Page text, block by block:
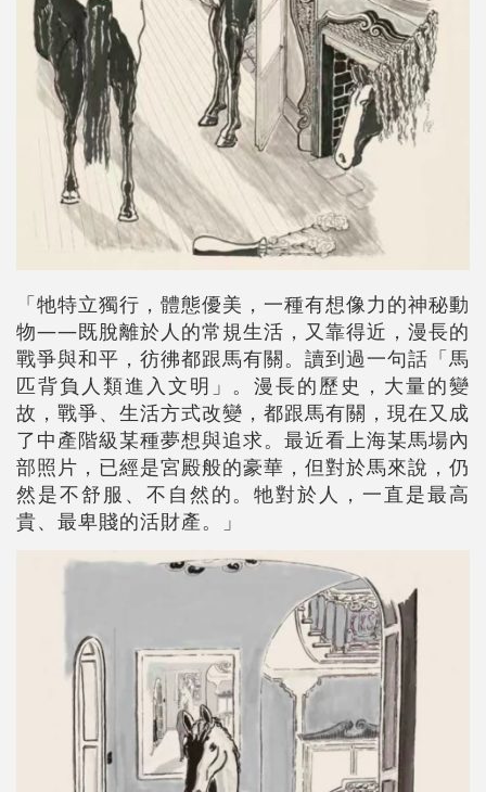
「牠特立獨行，體態優美，一種有想像力的神秘動
物——既脫離於人的常規生活，又靠得近，漫長的
戰爭與和平，彷彿都跟馬有關。讀到過一句話「馬
匹背負人類進入文明」。漫長的歷史，大量的變
故，戰爭、生活方式改變，都跟馬有關，現在又成
了中產階級某種夢想與追求。最近看上海某馬場內
部照片，已經是宮殿般的豪華，但對於馬來說，仍
然是不舒服、不自然的。牠對於人，一直是最高
貴、最卑賤的活財產。」